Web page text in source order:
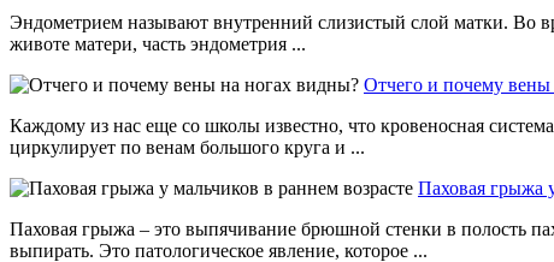
Эндометрием называют внутренний слизистый слой матки. Во
животе матери, часть эндометрия ...
Отчего и почему
Каждому из нас еще со школы известно, что кровеносная
циркулирует по венам большого круга и ...
Паховая грыжа
Паховая грыжа – это выпячивание брюшной стенки в полость
выпирать. Это патологическое явление, которое ...